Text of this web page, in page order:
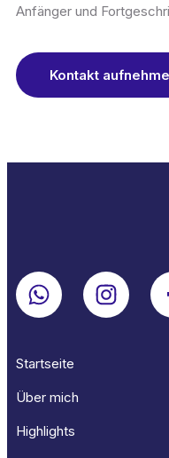
Anfänger und
Kontakt
Startseite
Über mich
Highlights